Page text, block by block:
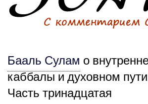
Бааль Сулам о
каббалы и духовном
Часть тринадцатая